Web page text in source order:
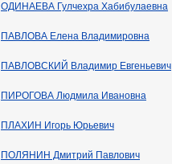
ОДИНАЕВА Гулчехра Хабибулаевна
ПАВЛОВА Елена Владимировна
ПАВЛОВСКИЙ Владимир Евгеньевич
ПИРОГОВА Людмила Ивановна
ПЛАХИН Игорь Юрьевич
ПОЛЯНИН Дмитрий Павлович